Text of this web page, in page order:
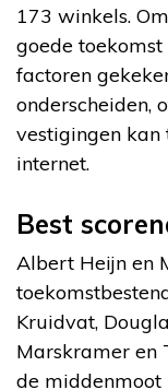
173 winkels.
goede
factoren
onderscheiden,
vestigingen kan
internet.
Best
Albert Heijn en
Kruidvat,
Marskramer en
de middenmoot